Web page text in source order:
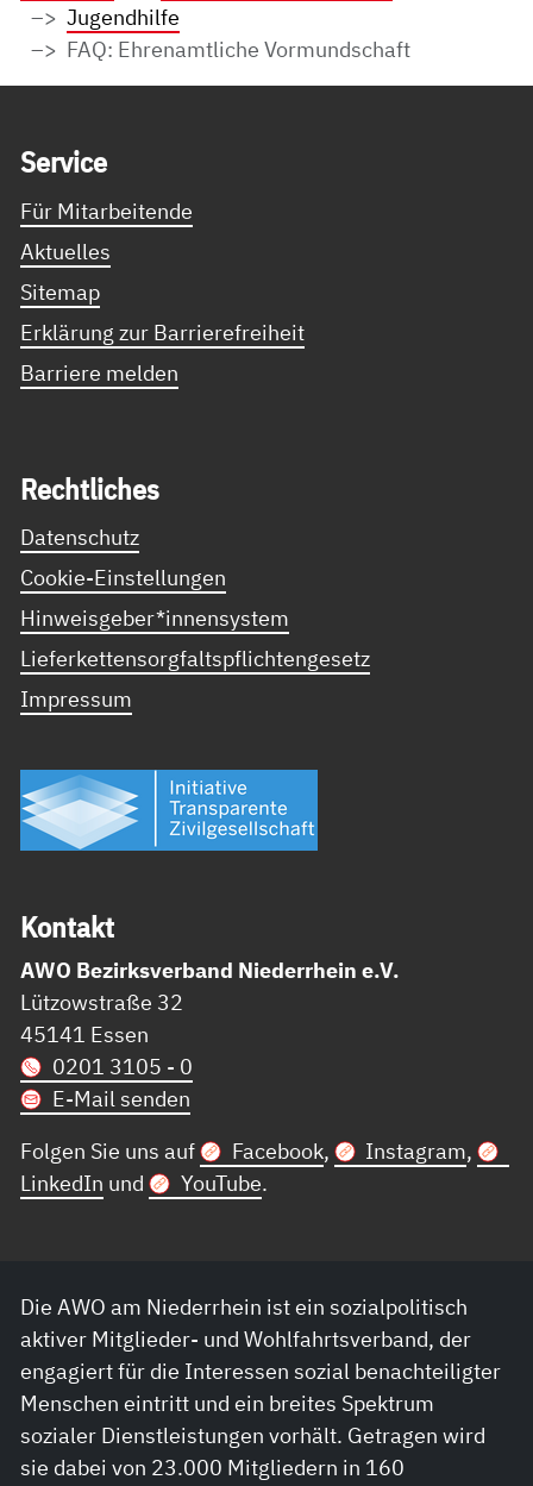
Jugendhilfe
FAQ: Ehrenamtliche Vormundschaft
Ser­vice
Für Mitarbeitende
Aktuelles
Sitemap
Erklärung zur Barrierefreiheit
Barriere melden
Recht­li­ches
Datenschutz
Cookie-Einstellungen
Hinweisgeber*innensystem
Lieferkettensorgfaltspflichtengesetz
Impressum
Kon­takt
AWO Bezirksverband Niederrhein e.V.
Lützowstraße 32
45141 Essen
0201 3105 - 0
E-Mail senden
Folgen Sie uns auf
Facebook, Instagram,
LinkedIn und YouTube.
Die AWO am Niederrhein ist ein sozialpolitisch
aktiver Mitglieder- und Wohlfahrtsverband, der
engagiert für die Interessen sozial benachteiligter
Menschen eintritt und ein breites Spektrum
sozialer Dienstleistungen vorhält. Getragen wird
sie dabei von 23.000 Mitgliedern in 160